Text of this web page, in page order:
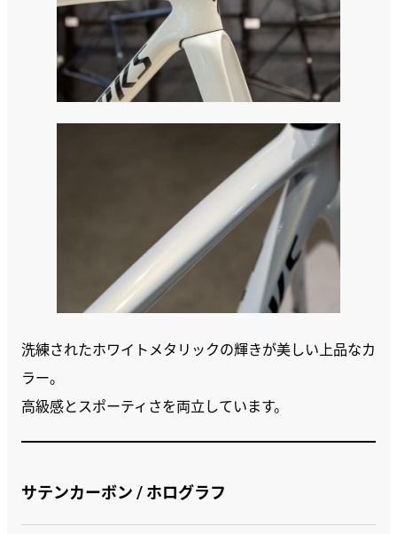
洗練されたホワイトメタリックの輝きが美しい上品なカ
ラー。
高級感とスポーティさを両立しています。
サテンカーボン / ホログラフ